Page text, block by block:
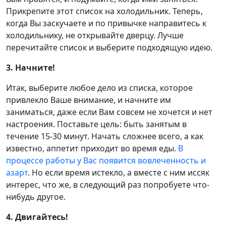
Прикрепите этот список на холодильник. Теперь,
когда Вы заскучаете и по привычке направитесь к
холодильнику, не открывайте дверцу. Лучше
перечитайте список и выберите подходящую идею.
3. Начните!
Итак, выберите любое дело из списка, которое
привлекло Ваше внимание, и начните им
заниматься, даже если Вам совсем не хочется и нет
настроения. Поставьте цель: быть занятым в
течение 15-30 минут. Начать сложнее всего, а как
известно, аппетит приходит во время еды. В
процессе работы у Вас появится вовлеченность и
азарт. Но если время истекло, а вместе с ним иссяк
интерес, что же, в следующий раз попробуете что-
нибудь другое.
4. Двигайтесь!